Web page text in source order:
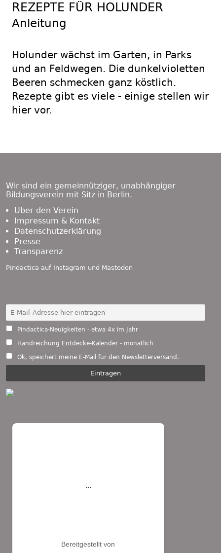
REZEPTE FÜR HOLUNDER
Anleitung
Holunder wächst im Garten, in Parks
und an Feldwegen. Die dunkelvioletten
Beeren schmecken ganz köstlich.
Rezepte gibt es viele - einige stellen wir
hier vor.
Wir sind ein gemeinnütziger, unabhängiger
Bildungsverein mit Sitz in Berlin.
Über den Verein
Impressum & Kontakt
Datenschutzerklärung
Presse
Transparenz
Pindactica auf Instagram und Mastodon
Pindactica-Neuigkeiten - etwa 4x im Jahr
Handreichung Entdecke-Kalender - monatlich
Ok, speichert meine E-Mail für den Newsletterversand.